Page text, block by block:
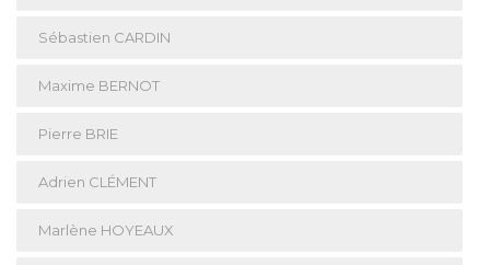
Sébastien CARDIN
Maxime BERNOT
Pierre BRIE
Adrien CLÉMENT
Marlène HOYEAUX